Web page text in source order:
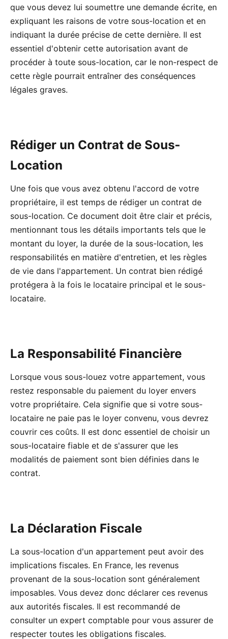
que vous devez lui soumettre une demande écrite, en
expliquant les raisons de votre sous-location et en
indiquant la durée précise de cette dernière. Il est
essentiel d'obtenir cette autorisation avant de
procéder à toute sous-location, car le non-respect de
cette règle pourrait entraîner des conséquences
légales graves.
Rédiger un Contrat de Sous-
Location
Une fois que vous avez obtenu l'accord de votre
propriétaire, il est temps de rédiger un contrat de
sous-location. Ce document doit être clair et précis,
mentionnant tous les détails importants tels que le
montant du loyer, la durée de la sous-location, les
responsabilités en matière d'entretien, et les règles
de vie dans l'appartement. Un contrat bien rédigé
protégera à la fois le locataire principal et le sous-
locataire.
La Responsabilité Financière
Lorsque vous sous-louez votre appartement, vous
restez responsable du paiement du loyer envers
votre propriétaire. Cela signifie que si votre sous-
locataire ne paie pas le loyer convenu, vous devrez
couvrir ces coûts. Il est donc essentiel de choisir un
sous-locataire fiable et de s'assurer que les
modalités de paiement sont bien définies dans le
contrat.
La Déclaration Fiscale
La sous-location d'un appartement peut avoir des
implications fiscales. En France, les revenus
provenant de la sous-location sont généralement
imposables. Vous devez donc déclarer ces revenus
aux autorités fiscales. Il est recommandé de
consulter un expert comptable pour vous assurer de
respecter toutes les obligations fiscales.